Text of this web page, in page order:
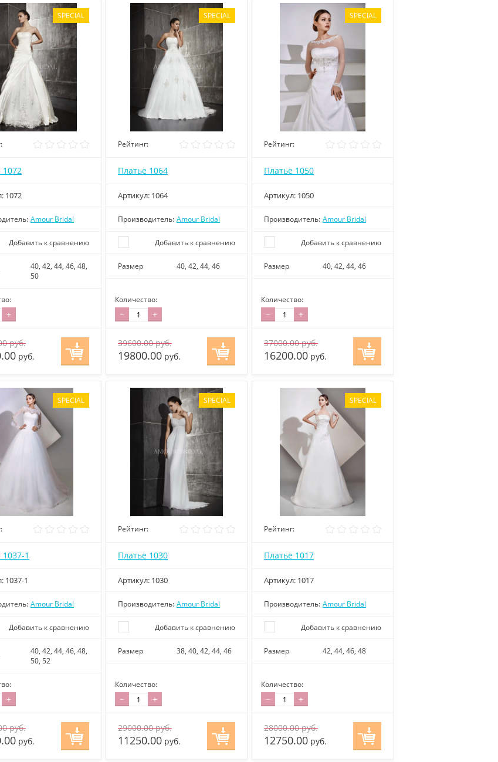
SPECIAL
1072
1072
Amour Bridal
Добавить к сравнению
40, 42, 44, 46, 48,
50
+
руб.
руб.
SPECIAL
Рейтинг:
Платье 1064
Артикул: 1064
Производитель: Amour Bridal
Добавить к сравнению
Размер 40, 42, 44, 46
Количество:
− +
39600.00руб.
19800.00 руб.
SPECIAL
Рейтинг:
Платье 1050
Артикул: 1050
Производитель: Amour Bridal
Добавить к сравнению
Размер 40, 42, 44, 46
Количество:
− +
37000.00руб.
16200.00 руб.
SPECIAL
1
1037-1
Amour Bridal
Добавить к сравнению
40, 42, 44, 46, 48,
50, 52
+
руб.
руб.
SPECIAL
Рейтинг:
Платье 1030
Артикул: 1030
Производитель: Amour Bridal
Добавить к сравнению
Размер 38, 40, 42, 44, 46
Количество:
− +
29000.00руб.
11250.00 руб.
SPECIAL
Рейтинг:
Платье 1017
Артикул: 1017
Производитель: Amour Bridal
Добавить к сравнению
Размер 42, 44, 46, 48
Количество:
− +
28000.00руб.
12750.00 руб.